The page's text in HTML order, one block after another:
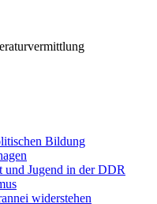
Bildung
und Jugend in der DDR
widerstehen